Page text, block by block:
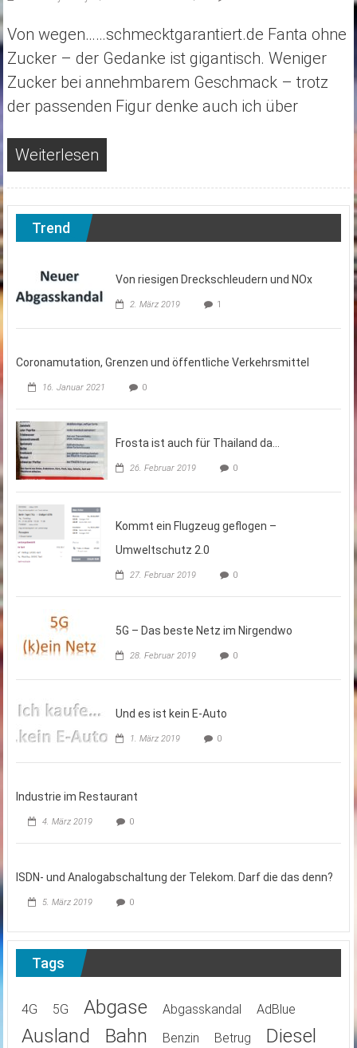
Von wegen……schmecktgarantiert.de Fanta ohne
Zucker – der Gedanke ist gigantisch. Weniger
Zucker bei annehmbarem Geschmack – trotz
der passenden Figur denke auch ich über
Weiterlesen
Trend
Von riesigen Dreckschleudern und NOx
2. März 2019 1
Coronamutation, Grenzen und öffentliche Verkehrsmittel
16. Januar 2021 0
Frosta ist auch für Thailand da…
26. Februar 2019 0
Kommt ein Flugzeug geflogen –
Umweltschutz 2.0
27. Februar 2019 0
5G – Das beste Netz im Nirgendwo
28. Februar 2019 0
Und es ist kein E-Auto
1. März 2019 0
Industrie im Restaurant
4. März 2019 0
ISDN- und Analogabschaltung der Telekom. Darf die das denn?
5. März 2019 0
Tags
4G 5G Abgase Abgasskandal AdBlue
Ausland Bahn Benzin Betrug Diesel